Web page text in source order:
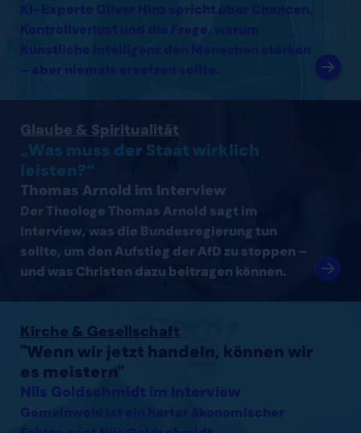
KI-Experte Oliver Hinz spricht über Chancen,
Kontrollverlust und die Frage, warum
Künstliche Intelligenz den Menschen stärken
– aber niemals ersetzen sollte.
Glaube & Spiritualität
„Was muss der Staat wirklich
leisten?“
Thomas Arnold im Interview
Der Theologe Thomas Arnold sagt im
Interview, was die Bundesregierung tun
sollte, um den Aufstieg der AfD zu stoppen –
und was Christen dazu beitragen können.
Kirche & Gesellschaft
"Wenn wir jetzt handeln, können wir
es meistern"
Nils Goldschmidt im Interview
Gemeinwohl ist ein harter ökonomischer